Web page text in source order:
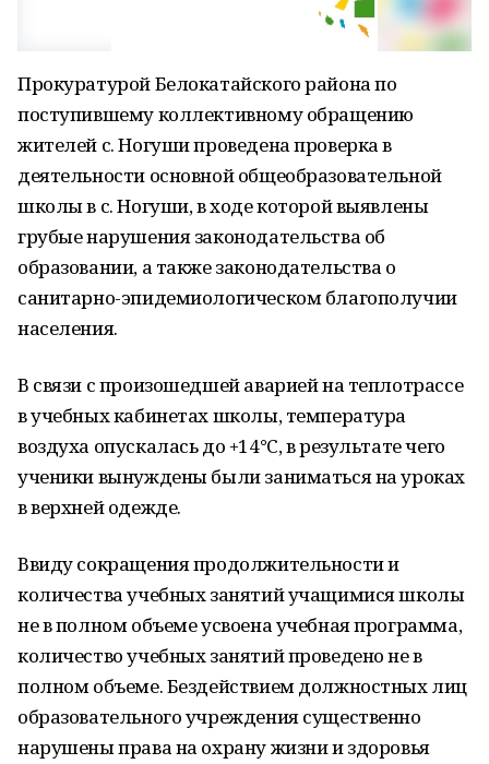
Прокуратурой Белокатайского района по
поступившему коллективному обращению
жителей с. Ногуши проведена проверка в
деятельности основной общеобразовательной
школы в с. Ногуши, в ходе которой выявлены
грубые нарушения законодательства об
образовании, а также законодательства о
санитарно-эпидемиологическом благополучии
населения.
В связи с произошедшей аварией на теплотрассе
в учебных кабинетах школы, температура
воздуха опускалась до +14°С, в результате чего
ученики вынуждены были заниматься на уроках
в верхней одежде.
Ввиду сокращения продолжительности и
количества учебных занятий учащимися школы
не в полном объеме усвоена учебная программа,
количество учебных занятий проведено не в
полном объеме. Бездействием должностных лиц
образовательного учреждения существенно
нарушены права на охрану жизни и здоровья